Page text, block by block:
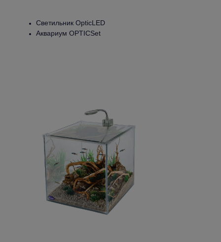
Светильник OpticLED
Аквариум OPTICSet